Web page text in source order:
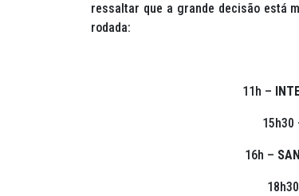
ressaltar que a grande decisão está
rodada:
11h –
15h30
16h –